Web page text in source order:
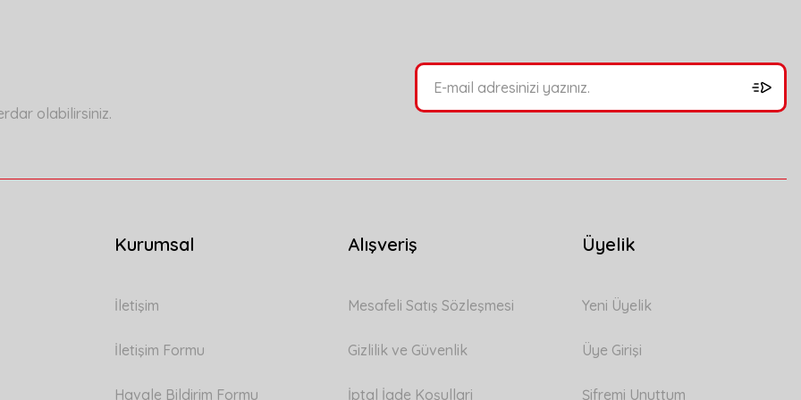
olabilirsiniz.
Kurumsal
İletişim
İletişim Formu
Havale Bildirim Formu
Alışveriş
Mesafeli Satış Sözleşmesi
Gizlilik ve Güvenlik
İptal İade Koşullari
Üyelik
Yeni Üyelik
Üye Girişi
Şifremi Unuttum